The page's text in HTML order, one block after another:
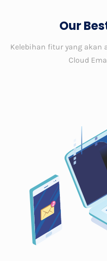
Our
Kelebihan fitur yang akan
Cloud